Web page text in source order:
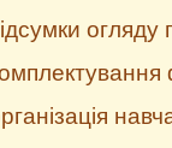
огляду